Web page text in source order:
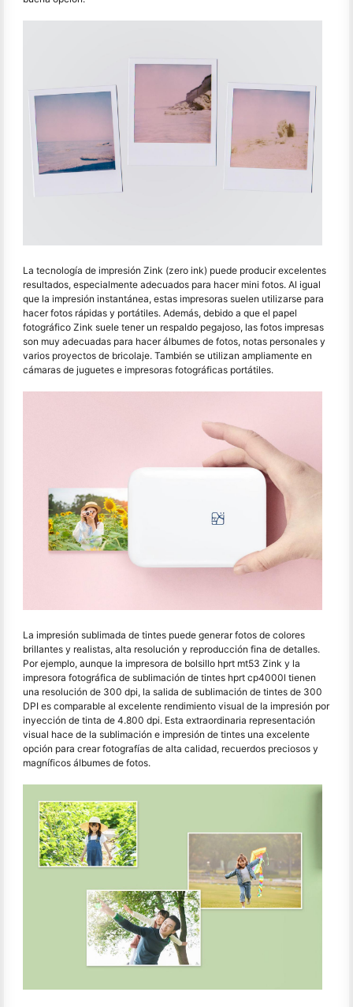
La tecnología de impresión Zink (zero ink) puede producir excelentes
resultados, especialmente adecuados para hacer mini fotos. Al igual
que la impresión instantánea, estas impresoras suelen utilizarse para
hacer fotos rápidas y portátiles. Además, debido a que el papel
fotográfico Zink suele tener un respaldo pegajoso, las fotos impresas
son muy adecuadas para hacer álbumes de fotos, notas personales y
varios proyectos de bricolaje. También se utilizan ampliamente en
cámaras de juguetes e impresoras fotográficas portátiles.
La impresión sublimada de tintes puede generar fotos de colores
brillantes y realistas, alta resolución y reproducción fina de detalles.
Por ejemplo, aunque la impresora de bolsillo hprt mt53 Zink y la
impresora fotográfica de sublimación de tintes hprt cp4000l tienen
una resolución de 300 dpi, la salida de sublimación de tintes de 300
DPI es comparable al excelente rendimiento visual de la impresión por
inyección de tinta de 4.800 dpi. Esta extraordinaria representación
visual hace de la sublimación e impresión de tintes una excelente
opción para crear fotografías de alta calidad, recuerdos preciosos y
magníficos álbumes de fotos.